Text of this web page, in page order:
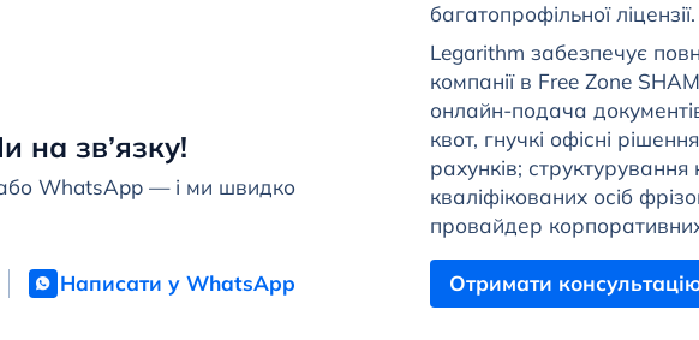
на зв’язку!
WhatsApp — і ми швидко
Написати у WhatsApp
багатопрофільної ліцензії.
Legarithm забезпечує
компанії в Free Zone
онлайн-подача
квот, гнучкі офісні
рахунків;
кваліфікованих осіб
провайдер
Отримати